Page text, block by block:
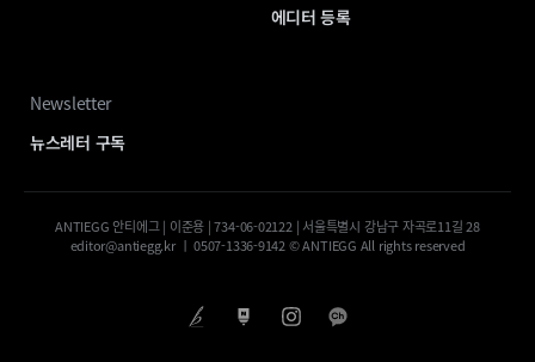
에디터 등록
Newsletter
뉴스레터 구독
ANTIEGG 안티에그 | 이준용 | 734-06-02122 | 서울특별시 강남구 자곡로11길 28
editor@antiegg.kr ㅣ 0507-1336-9142 © ANTIEGG All rights reserved